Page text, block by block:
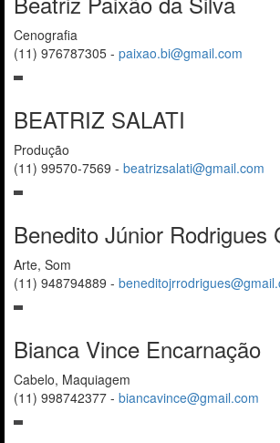
Cenografia
(11) 976787305 - paixao.bi@gmail.com
BEATRIZ SALATI
Produção
(11) 99570-7569 - beatrizsalati@gmail.com
Benedito Júnior Rodrigues
Arte, Som
(11) 948794889 -
Bianca Vince Encarnação
Cabelo, Maquiagem
(11) 998742377 - biancavince@gmail.com